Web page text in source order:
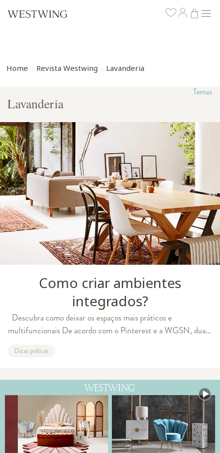
Home Revista Westwing Lavanderia
Temas
Lavanderia
Como criar ambientes
integrados?
Descubra como deixar os espaços mais práticos e
multifuncionais De acordo com o Pinterest e a WGSN, duas
ambientes integrados - aquele
Dicas práticas